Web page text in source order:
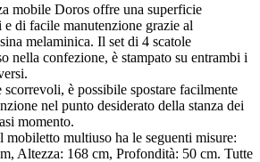
mobile Doros offre una superficie
e di facile manutenzione grazie al
melaminica. Il set di 4 scatole
nella confezione, è stampato su entrambi i
è possibile spostare facilmente
nel punto desiderato della stanza dei
momento.
multiuso ha le seguenti misure:
Altezza: 168 cm, Profondità: 50 cm. Tutte